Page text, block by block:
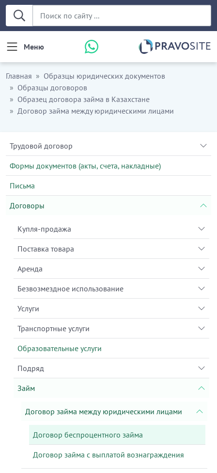
Меню
Главная
Образцы юридических документов
Образцы договоров
Образец договора займа в Казахстане
Договор займа между юридическими лицами
Трудовой договор
Формы документов (акты, счета, накладные)
Письма
Договоры
Купля-продажа
Поставка товара
Аренда
Безвозмездное использование
Услуги
Транспортные услуги
Образовательные услуги
Подряд
Займ
Договор займа между юридическими лицами
Договор беспроцентного займа
Договор займа с выплатой вознаграждения